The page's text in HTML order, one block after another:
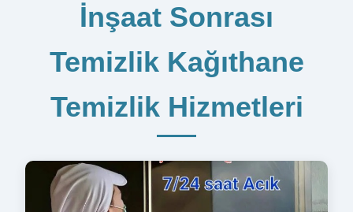
İnşaat Sonrası
Temizlik Kağıthane
Temizlik Hizmetleri